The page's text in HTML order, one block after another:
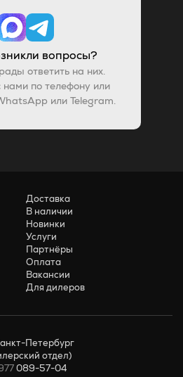
вопросы?
ответить на них.
нами по телефону или
или Telegram.
Доставка
В наличии
Новинки
Услуги
Партнёры
Оплата
Вакансии
Для дилеров
Петербург
отдел)
089-57-04